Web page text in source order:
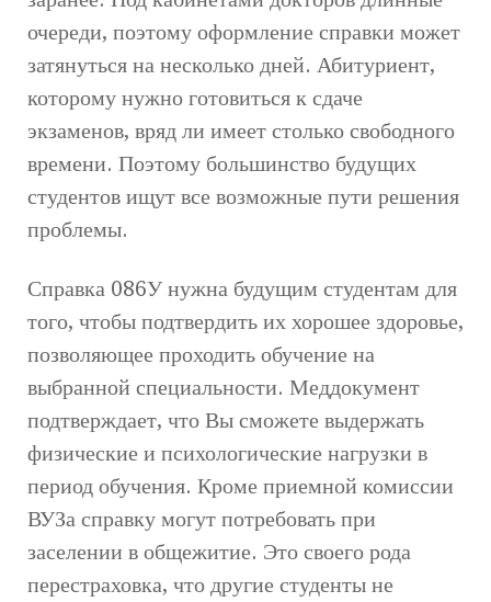
очереди, поэтому оформление справки может
затянуться на несколько дней. Абитуриент,
которому нужно готовиться к сдаче
экзаменов, вряд ли имеет столько свободного
времени. Поэтому большинство будущих
студентов ищут все возможные пути решения
проблемы.
Справка 086У нужна будущим студентам для
того, чтобы подтвердить их хорошее здоровье,
позволяющее проходить обучение на
выбранной специальности. Меддокумент
подтверждает, что Вы сможете выдержать
физические и психологические нагрузки в
период обучения. Кроме приемной комиссии
ВУЗа справку могут потребовать при
заселении в общежитие. Это своего рода
перестраховка, что другие студенты не